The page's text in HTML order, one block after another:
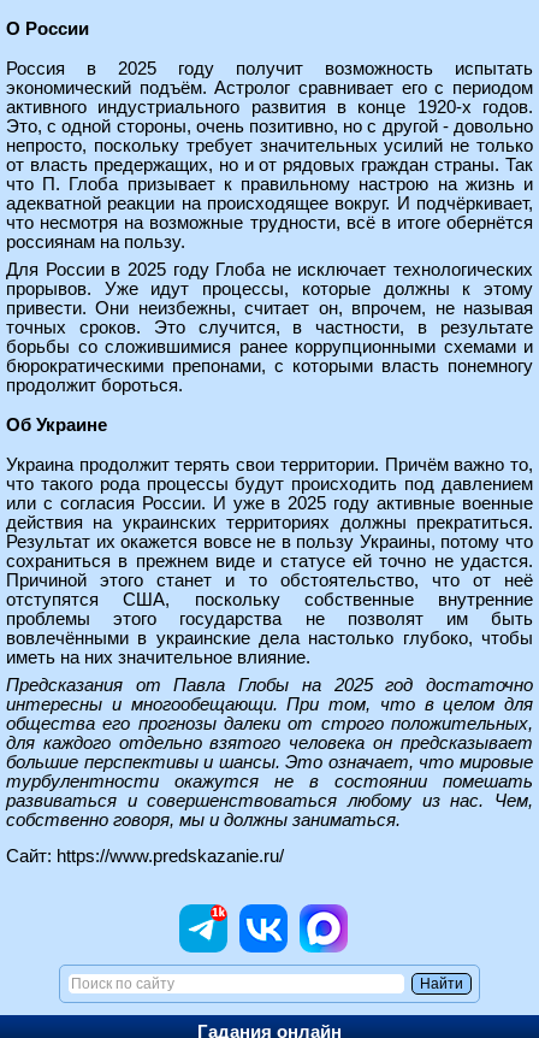
О России
Россия в 2025 году получит возможность испытать
экономический подъём. Астролог сравнивает его с периодом
активного индустриального развития в конце 1920-х годов.
Это, с одной стороны, очень позитивно, но с другой - довольно
непросто, поскольку требует значительных усилий не только
от власть предержащих, но и от рядовых граждан страны. Так
что П. Глоба призывает к правильному настрою на жизнь и
адекватной реакции на происходящее вокруг. И подчёркивает,
что несмотря на возможные трудности, всё в итоге обернётся
россиянам на пользу.
Для России в 2025 году Глоба не исключает технологических
прорывов. Уже идут процессы, которые должны к этому
привести. Они неизбежны, считает он, впрочем, не называя
точных сроков. Это случится, в частности, в результате
борьбы со сложившимися ранее коррупционными схемами и
бюрократическими препонами, с которыми власть понемногу
продолжит бороться.
Об Украине
Украина продолжит терять свои территории. Причём важно то,
что такого рода процессы будут происходить под давлением
или с согласия России. И уже в 2025 году активные военные
действия на украинских территориях должны прекратиться.
Результат их окажется вовсе не в пользу Украины, потому что
сохраниться в прежнем виде и статусе ей точно не удастся.
Причиной этого станет и то обстоятельство, что от неё
отступятся США, поскольку собственные внутренние
проблемы этого государства не позволят им быть
вовлечёнными в украинские дела настолько глубоко, чтобы
иметь на них значительное влияние.
Предсказания от Павла Глобы на 2025 год достаточно
интересны и многообещающи. При том, что в целом для
общества его прогнозы далеки от строго положительных,
для каждого отдельно взятого человека он предсказывает
большие перспективы и шансы. Это означает, что мировые
турбулентности окажутся не в состоянии помешать
развиваться и совершенствоваться любому из нас. Чем,
собственно говоря, мы и должны заниматься.
Сайт: https://www.predskazanie.ru/
Гадания онлайн